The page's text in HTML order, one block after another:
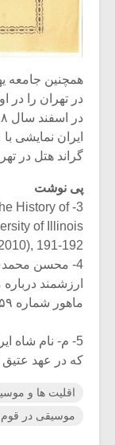
همچنین جامعه
گراند هتل در
پی نوشت
History of
of Illinois
191-192.
4- محسن
ارزشمند
ماهور شماره ۵۹ (۱۳۹۱) برگ ۱۳۹
5- م- نام شاه
که در عهد
اقلیت ها و
موسیقی در قوم